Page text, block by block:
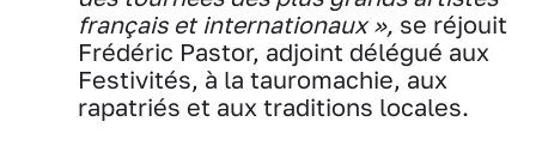
français et internationaux », se réjouit
Frédéric Pastor, adjoint délégué aux
Festivités, à la tauromachie, aux
rapatriés et aux traditions locales.